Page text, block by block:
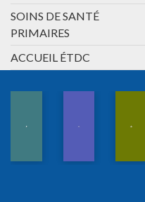
SOINS DE SANTÉ
PRIMAIRES
ACCUEIL ÉTDC